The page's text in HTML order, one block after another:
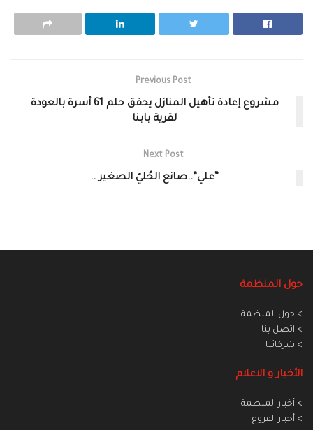
Previous Post
مشروع إعادة تأهيل المنازل يحقق حلم 61 أسرة بالعودة
لقرية بابنا
Next Post
“علي”..صانع الحُليّ الصغير ..
حول المنظمة
> حول المنظمة
> اتصل بنا
> شركائنا
الأخبار و الاعلام
> أخبار المنطمة
> أخبار الفروع